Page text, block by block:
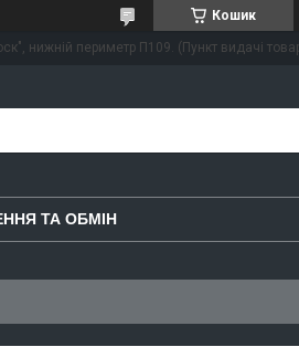
Кошик
нижній периметр П109. (Пункт видачі
ТА ОБМІН